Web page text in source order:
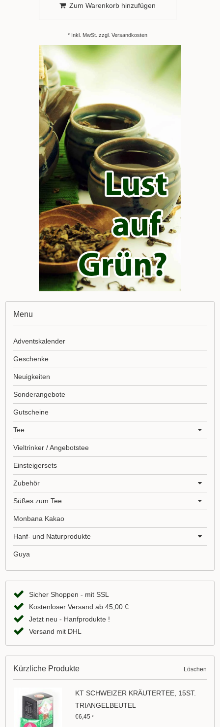
Zum Warenkorb hinzufügen
* Inkl. MwSt. zzgl. Versandkosten
Menu
Adventskalender
Geschenke
Neuigkeiten
Sonderangebote
Gutscheine
Tee
Vieltrinker / Angebotstee
Einsteigersets
Zubehör
Süßes zum Tee
Monbana Kakao
Hanf- und Naturprodukte
Guya
Sicher Shoppen - mit SSL
Kostenloser Versand ab 45,00 €
Jetzt neu - Hanfprodukte !
Versand mit DHL
Kürzliche Produkte Löschen
KT SCHWEIZER KRÄUTERTEE, 15ST.
TRIANGELBEUTEL
€6,45*